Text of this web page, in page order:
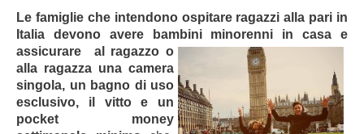
Le famiglie che intendono ospitare ragazzi alla pari in
Italia devono avere bambini minorenni in casa e
assicurare al ragazzo o
alla ragazza una camera
singola, un bagno di uso
esclusivo, il vitto e un
pocket money